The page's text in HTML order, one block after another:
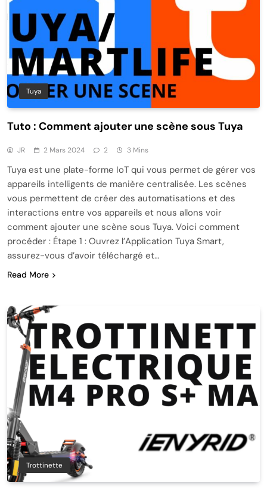
Tuya
Tuto : Comment ajouter une scène sous Tuya
JR 2 Mars 2024 2 3 Mins
Tuya est une plate-forme IoT qui vous permet de gérer vos
appareils intelligents de manière centralisée. Les scènes
vous permettent de créer des automatisations et des
interactions entre vos appareils et nous allons voir
comment ajouter une scène sous Tuya. Voici comment
procéder : Étape 1 : Ouvrez l’Application Tuya Smart,
assurez-vous d’avoir téléchargé et…
Read More
Trottinette